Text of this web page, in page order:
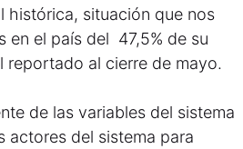
histórica, situación que nos
en el país del 47,5% de su
reportado al cierre de mayo.
de las variables del sistema
actores del sistema para